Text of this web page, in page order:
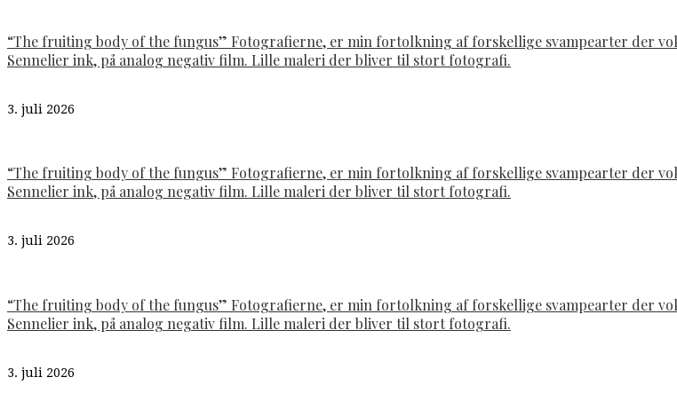
“The fruiting body of the fungus” Fotografierne, er min fortolkning af forskellige svampearter der
Sennelier ink, på analog negativ film. Lille maleri der bliver til stort fotografi.
3. juli 2026
“The fruiting body of the fungus” Fotografierne, er min fortolkning af forskellige svampearter der
Sennelier ink, på analog negativ film. Lille maleri der bliver til stort fotografi.
3. juli 2026
“The fruiting body of the fungus” Fotografierne, er min fortolkning af forskellige svampearter der
Sennelier ink, på analog negativ film. Lille maleri der bliver til stort fotografi.
3. juli 2026